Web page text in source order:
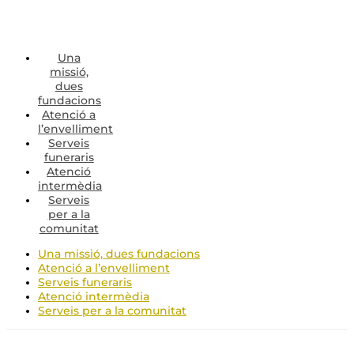
Una
missió,
dues
fundacions
Atenció a
l’envelliment
Serveis
funeraris
Atenció
intermèdia
Serveis
per a la
comunitat
Una missió, dues fundacions
Atenció a l’envelliment
Serveis funeraris
Atenció intermèdia
Serveis per a la comunitat